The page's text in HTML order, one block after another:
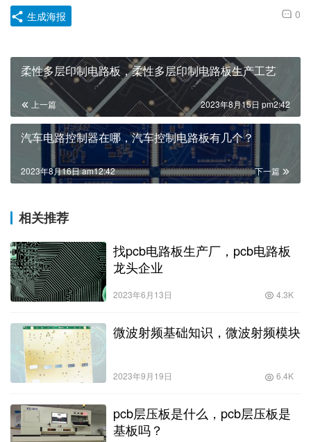
0
生成海报
柔性多层印制电路板，柔性多层印制电路板生产工艺
上一篇 2023年8月15日 pm2:42
汽车电路控制器在哪，汽车控制电路板有几个？
下一篇
2023年8月16日 am12:42
相关推荐
找pcb电路板生产厂，pcb电路板
龙头企业
2023年6月13日 4.3K
微波射频基础知识，微波射频模块
2023年9月19日 6.4K
pcb层压板是什么，pcb层压板是
基板吗？